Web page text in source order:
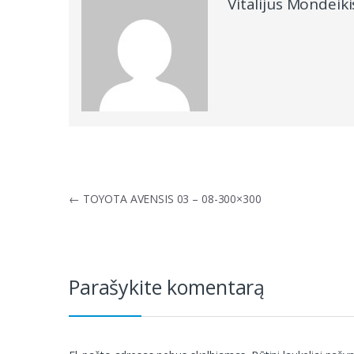
Navigacija
← TOYOTA AVENSIS 03 – 08-300×300
Parašykite komentarą